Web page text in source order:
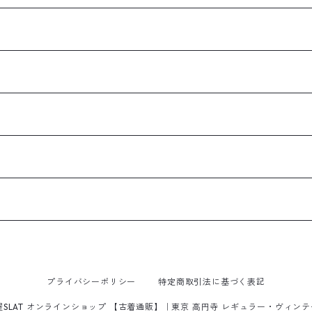
プライバシーポリシー 特定商取引法に基づく表記
オンラインショップ 【古着通販】｜東京 高円寺 レギュラー・ヴィンテ